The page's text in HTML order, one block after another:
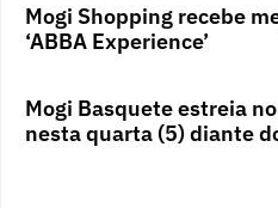
Mogi Shopping recebe
‘ABBA Experience’
Mogi Basquete estreia
nesta quarta (5) diante